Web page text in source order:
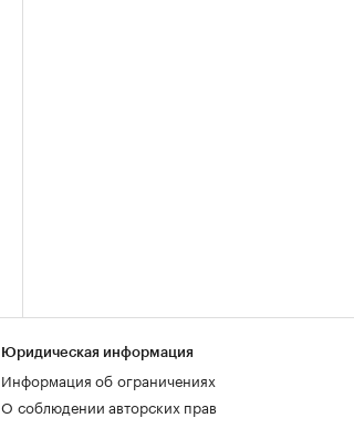
Юридическая информация
Информация об ограничениях
О соблюдении авторских прав